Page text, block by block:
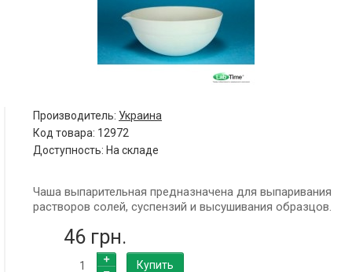
Производитель: Украина
Код товара: 12972
Доступность: На складе
Чаша выпарительная предназначена для выпаривания
растворов солей, суспензий и высушивания образцов.
46 грн.
Купить